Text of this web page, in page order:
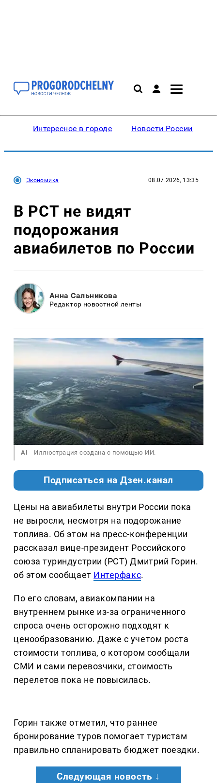
Интересное в городе Новости России
Экономика 08.07.2026, 13:35
В РСТ не видят
подорожания
авиабилетов по России
Анна Сальникова
Редактор новостной ленты
AI Иллюстрация создана с помощью ИИ.
Подписаться на Дзен.канал
Цены на авиабилеты внутри России пока
не выросли, несмотря на подорожание
топлива. Об этом на пресс-конференции
рассказал вице-президент Российского
союза туриндустрии (РСТ) Дмитрий Горин.
об этом сообщает Интерфакс.
По его словам, авиакомпании на
внутреннем рынке из-за ограниченного
спроса очень осторожно подходят к
ценообразованию. Даже с учетом роста
стоимости топлива, о котором сообщали
СМИ и сами перевозчики, стоимость
перелетов пока не повысилась.
Горин также отметил, что раннее
бронирование туров помогает туристам
правильно спланировать бюджет поездки.
Следующая новость ↓